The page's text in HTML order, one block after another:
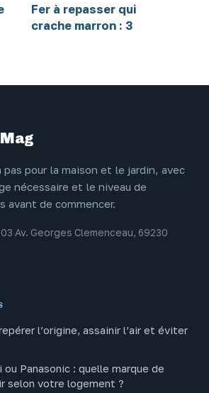
Fer à repasser qui
crache marron : 3
pour la maison et le jardin, avec
nécessaire et le niveau de
de commencer.
Av. Georges Clemenceau, 69230
l’origine, assainir l’air et éviter
Panasonic : quelle marque de
selon votre logement ?